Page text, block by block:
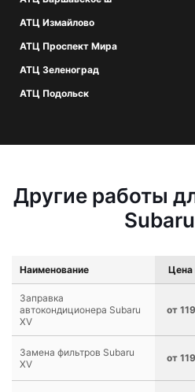
АТЦ Измайлово
АТЦ Проспект Мира
АТЦ Зеленоград
АТЦ Подольск
Другие работы
Наименование Цена
Заправка
автокондиционера Subaru
XV
от
Замена фильтров Subaru
XV
от